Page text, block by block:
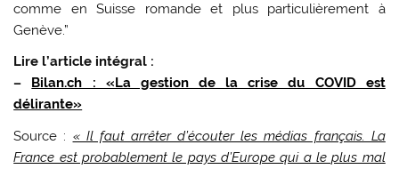
comme en Suisse romande et plus particulièrement à
Genève.”
Lire l’article intégral :
–
Bilan.ch : «La gestion de la crise du COVID est
délirante»
Source : « Il faut arrêter d’écouter les médias français. La
France est probablement le pays d’Europe qui a le plus mal